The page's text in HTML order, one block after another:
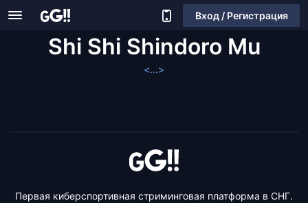
Вход / Регистрация
Shi Shi Shindoro Mu
<...>
Первая киберспортивная стриминговая платформа в СНГ.